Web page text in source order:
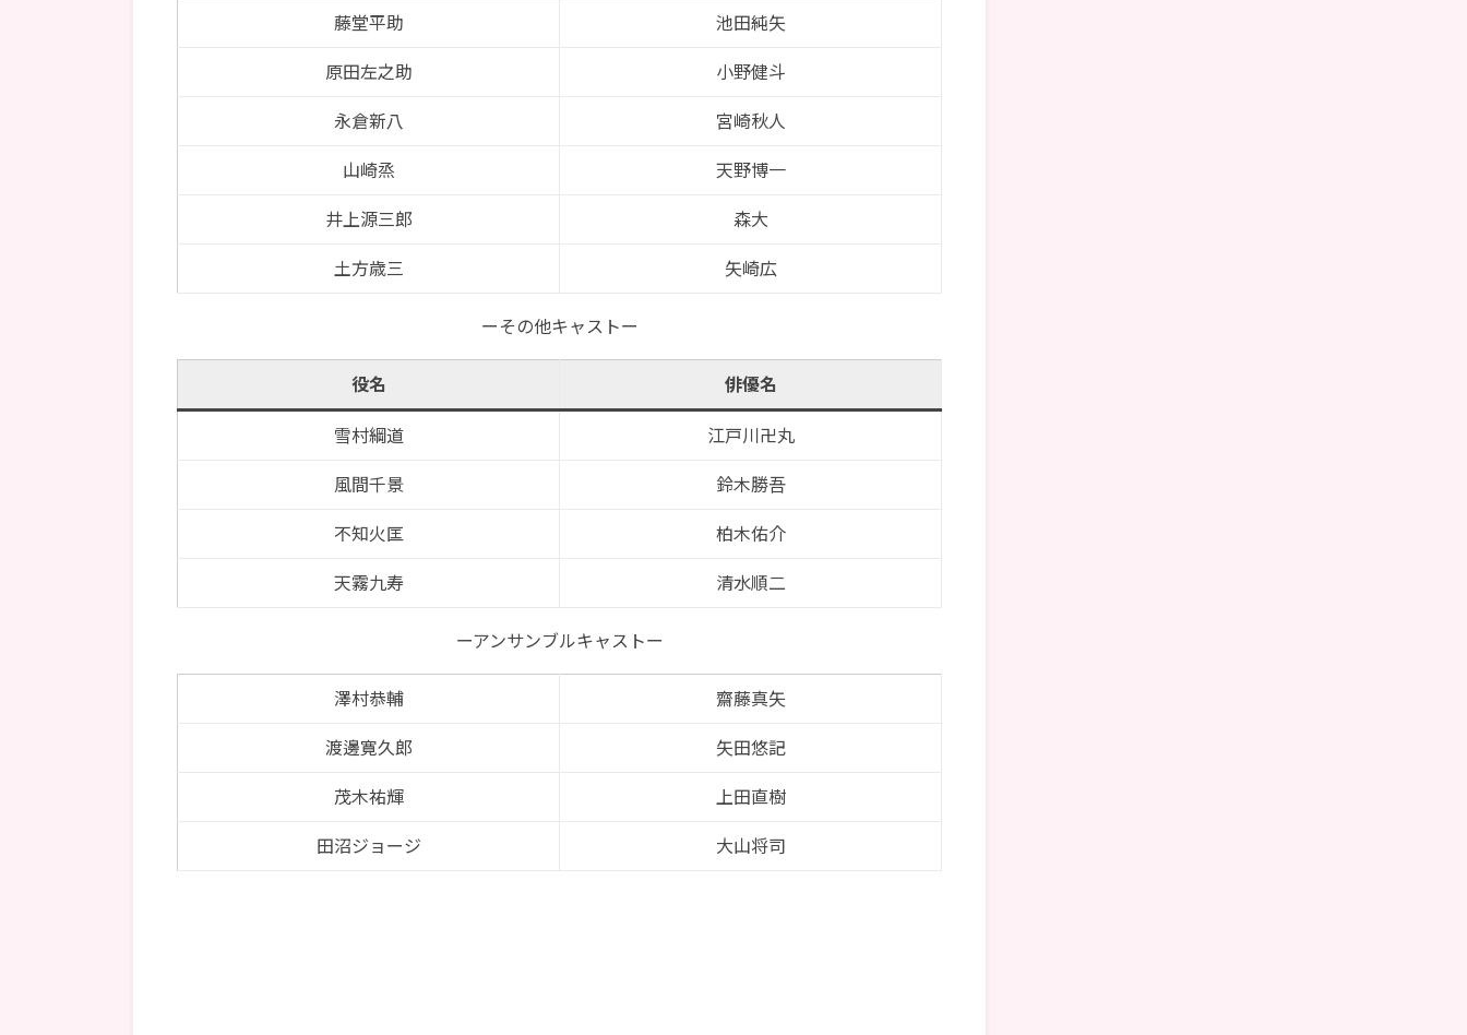
藤堂平助 池田純矢
原田左之助 小野健斗
永倉新八 宮崎秋人
山崎烝 天野博一
井上源三郎 森大
土方歳三 矢崎広
ーその他キャストー
役名 俳優名
雪村綱道 江戸川卍丸
風間千景 鈴木勝吾
不知火匡 柏木佑介
天霧九寿 清水順二
ーアンサンブルキャストー
澤村恭輔 齋藤真矢
渡邊寛久郎 矢田悠記
茂木祐輝 上田直樹
田沼ジョージ 大山将司